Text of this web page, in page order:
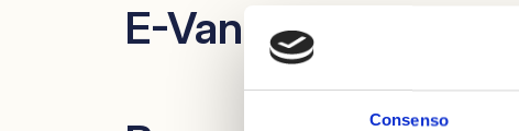
Consenso
E-Van 6 XL Premium